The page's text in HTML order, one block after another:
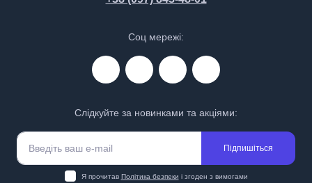
Соц мережі:
Слідкуйте за новинками та акціями:
Підпишіться
Я прочитав Політика безпеки і згоден з вимогами